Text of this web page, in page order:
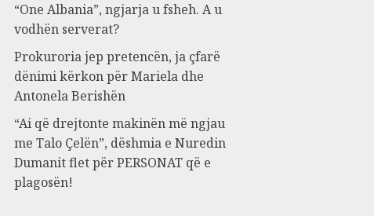
“One Albania”, ngjarja u fsheh. A u
vodhën serverat?
Prokuroria jep pretencën, ja çfarë
dënimi kërkon për Mariela dhe
Antonela Berishën
“Ai që drejtonte makinën më ngjau
me Talo Çelën”, dëshmia e Nuredin
Dumanit flet për PERSONAT që e
plagosën!